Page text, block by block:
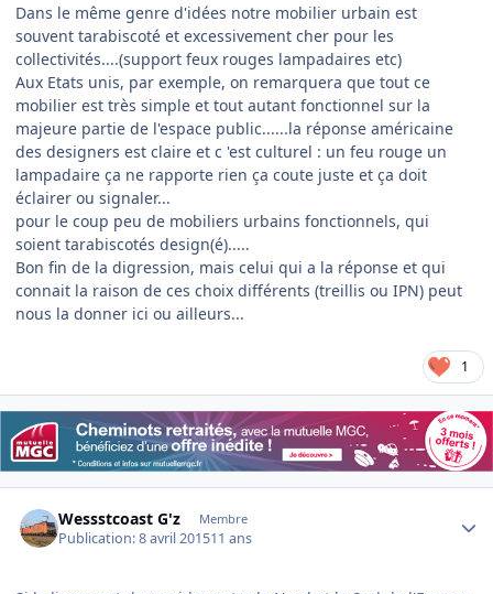
Dans le même genre d'idées notre mobilier urbain est
souvent tarabiscoté et excessivement cher pour les
collectivités....(support feux rouges lampadaires etc)
Aux Etats unis, par exemple, on remarquera que tout ce
mobilier est très simple et tout autant fonctionnel sur la
majeure partie de l'espace public......la réponse américaine
des designers est claire et c 'est culturel : un feu rouge un
lampadaire ça ne rapporte rien ça coute juste et ça doit
éclairer ou signaler...
pour le coup peu de mobiliers urbains fonctionnels, qui
soient tarabiscotés design(é).....
Bon fin de la digression, mais celui qui a la réponse et qui
connait la raison de ces choix différents (treillis ou IPN) peut
nous la donner ici ou ailleurs...
1
Wessstcoast G'z Membre
Publication:8 avril 201511 ans